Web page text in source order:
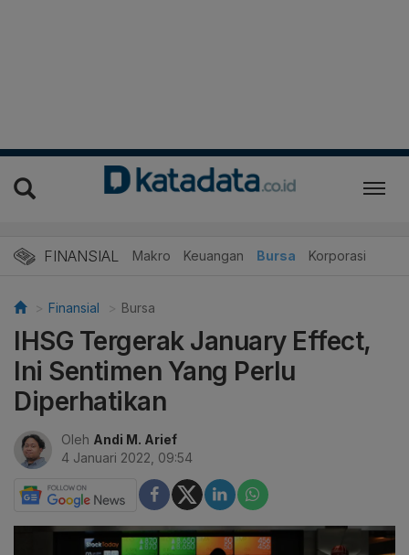
FINANSIAL Makro Keuangan Bursa Korporasi
Finansial Bursa
IHSG Tergerak January Effect,
Ini Sentimen Yang Perlu
Diperhatikan
Oleh Andi M. Arief
4 Januari 2022, 09:54